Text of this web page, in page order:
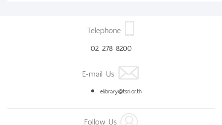
Telephone
02 278 8200
E-mail Us
elibrary@tsri.or.th
Follow Us